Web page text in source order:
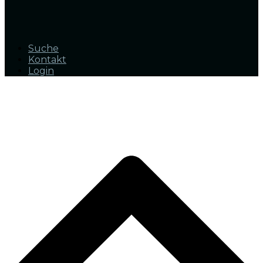
Suche
Kontakt
Login